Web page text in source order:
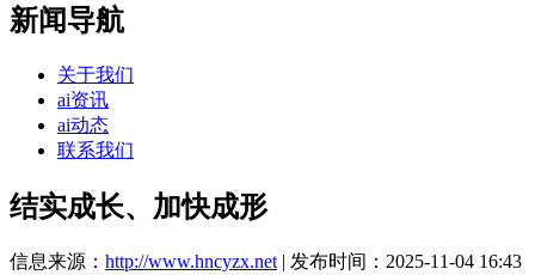
新闻导航
关于我们
ai资讯
ai动态
联系我们
结实成长、加快成形
信息来源： http://www.hncyzx.net | 发布时间：2025-11-04 16:43